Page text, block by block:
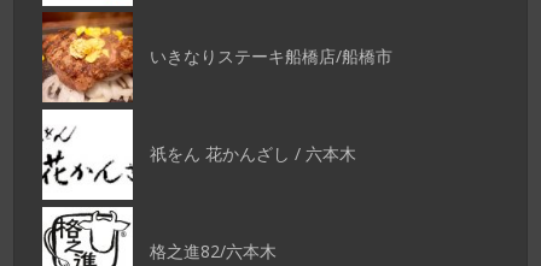
いきなりステーキ船橋店/船橋市
祇をん 花かんざし / 六本木
格之進82/六本木